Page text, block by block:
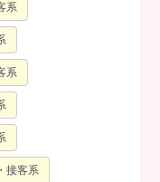
系
系
接客系